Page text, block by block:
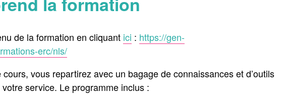
de la formation en cliquant ici : https://gen-
erc/nls/
vous repartirez avec un bagage de connaissances et d’outils
service. Le programme inclus :